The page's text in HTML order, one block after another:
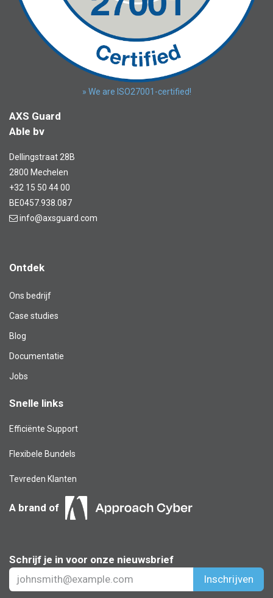
» We are ISO27001-certified!
AXS Guard
Able bv
Dellingstraat 28B
2800 Mechelen
+32 15 50 44 00
BE0457.938.087
info@axsguard.com
Ontdek
Ons bedrijf
Case studies
Blog​
Documentatie
Jobs
Snelle links
Efficiënte Support
Flexibele Bundels
Tevreden Klanten
A brand of
Schrijf je in voor onze nieuwsbrief
Inschrijven